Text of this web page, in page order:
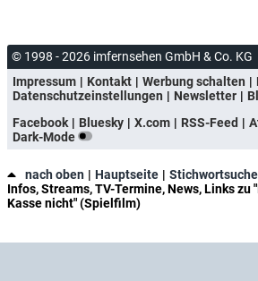
© 1998 - 2026 imfernsehen GmbH & Co. KG
Impressum
Kontakt Werbung schalten
Datenschutzeinstellungen
Newsletter
Facebook
Bluesky X.com RSS-Feed
Dark-Mode
nach oben Hauptseite Stichwortsuche
Infos, Streams, TV-Termine, News, Links
Kasse nicht" (Spielfilm)